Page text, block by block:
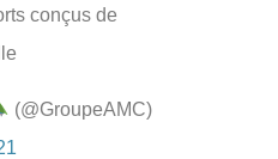
conçus de
(@GroupeAMC)